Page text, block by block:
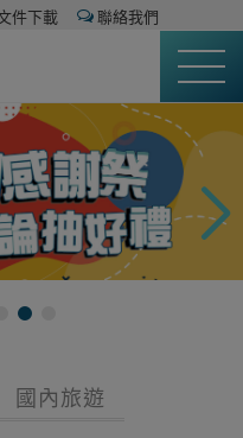
件下載 聯絡我們
國內旅遊